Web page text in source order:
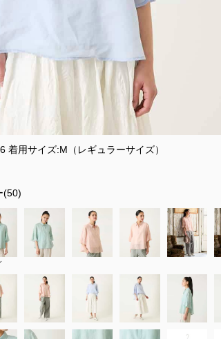
着用サイズ:M（レギュラーサイズ）
(50)